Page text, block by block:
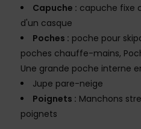
Capuche : capuche fixe
d'un casque
Poches : poche pour
poches chauffe-mains,
Une grande poche interne
Jupe pare-neige
Poignets : Manchons
poignets